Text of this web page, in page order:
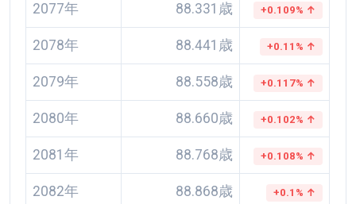
2077年 88.331歳 +0.109% ↑
2078年 88.441歳 +0.11% ↑
2079年 88.558歳 +0.117% ↑
2080年 88.660歳 +0.102% ↑
2081年 88.768歳 +0.108% ↑
2082年 88.868歳 +0.1% ↑